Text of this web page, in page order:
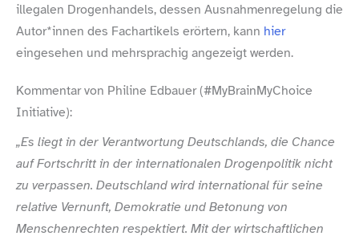
illegalen Drogenhandels, dessen Ausnahmenregelung die
Autor*innen des Fachartikels erörtern, kann hier
eingesehen und mehrsprachig angezeigt werden.
Kommentar von Philine Edbauer (#MyBrainMyChoice
Initiative):
„Es liegt in der Verantwortung Deutschlands, die Chance
auf Fortschritt in der internationalen Drogenpolitik nicht
zu verpassen. Deutschland wird international für seine
relative Vernunft, Demokratie und Betonung von
Menschenrechten respektiert. Mit der wirtschaftlichen